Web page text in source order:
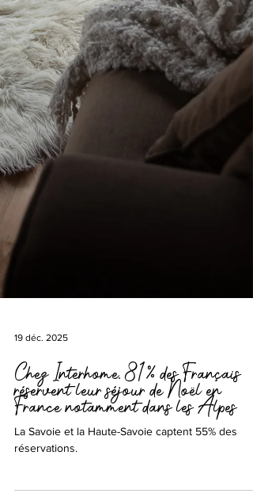
19 déc. 2025
Chez Interhome, 81% des Français
réservent leur séjour de Noël en
La Savoie et la Haute-Savoie captent 55% des